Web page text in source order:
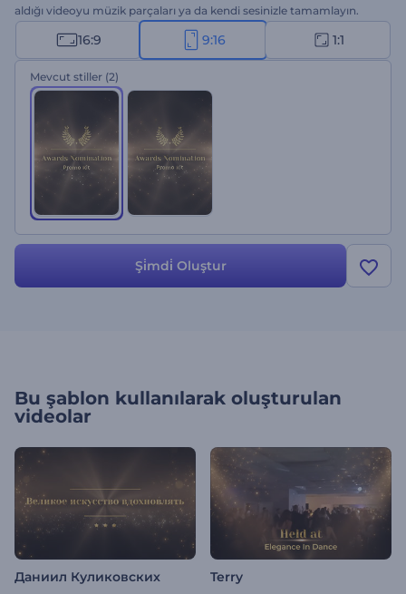
aldığı videoyu müzik parçaları ya da kendi sesinizle tamamlayın.
Adaylık duyuruları, ödül töreni davetiyeleri, özel intro ve oturolar
için ideal. Hemen şimdi deneyin!
16:9 9:16 1:1
Mevcut stiller (2)
Şi̇mdi̇ Oluştur
Bu şablon kullanılarak oluşturulan
videolar
Даниил Куликовских Terry